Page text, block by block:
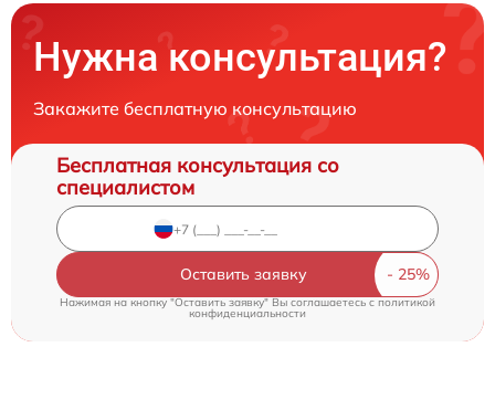
Нужна консультация?
Закажите бесплатную консультацию
Бесплатная консультация со
специалистом
Оставить заявку
Нажимая на кнопку "Оставить заявку" Вы соглашаетесь c политикой
конфиденциальности